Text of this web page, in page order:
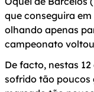
que conseguira em
olhando apenas
campeonato
De facto, nestas
sofrido tão poucos